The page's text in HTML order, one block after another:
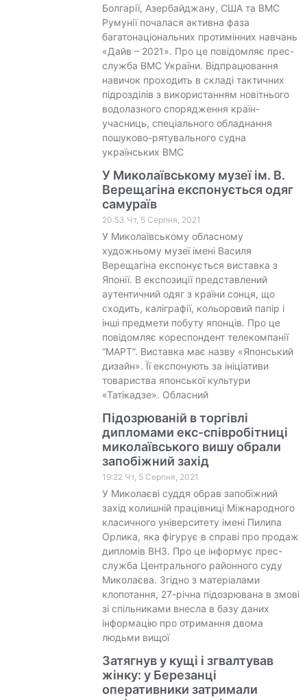
Болгарії, Азербайджану, США та ВМС
Румунії почалася активна фаза
багатонаціональних протимінних навчань
«Дайв – 2021». Про це повідомляє прес-
служба ВМС України. Відпрацювання
навичок проходить в складі тактичних
підрозділів з використанням новітнього
водолазного спорядження країн-
учасниць, спеціального обладнання
пошуково-рятувального судна
українських ВМС
У Миколаївському музеї ім. В.
Верещагіна експонується одяг
самураїв
20:53 Чт, 5 Серпня, 2021
У Миколаївському обласному
художньому музеї імені Василя
Верещагіна експонується виставка з
Японії. В експозиції представлений
аутентичний одяг з країни сонця, що
сходить, каліграфії, кольоровий папір і
інші предмети побуту японців. Про це
повідомляє кореспондент телекомпанії
“МАРТ”. Виставка має назву «Японський
дизайн». Її експонують за ініціативи
товариства японської культури
«Татікадзе». Обласний
Підозрюваній в торгівлі
дипломами екс-співробітниці
миколаївського вишу обрали
запобіжний захід
19:22 Чт, 5 Серпня, 2021
У Миколаєві суддя обрав запобіжний
захід колишній працівниці Міжнародного
класичного університету імені Пилипа
Орлика, яка фігурує в справі про продаж
дипломів ВНЗ. Про це інформує прес-
служба Центрального районного суду
Миколаєва. Згідно з матеріалами
клопотання, 27-річна підозрювана в змові
зі спільниками внесла в базу даних
інформацію про отримання двома
людьми вищої
Затягнув у кущі і згвалтував
жінку: у Березанці
оперативники затримали